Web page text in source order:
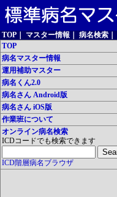
TOP マスター情報 病名検索
TOP
病名マスター情報
運用補助マスター
病名くん2.0
病名さん Android版
病名さん iOS版
作業班について
オンライン病名検索
ICDコードでも検索できます
ICD階層病名ブラウザ